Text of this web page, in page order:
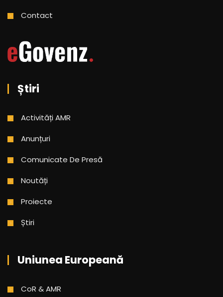
Contact
Știri
Activități AMR
Anunțuri
Comunicate De Presă
Noutăți
Proiecte
Știri
Uniunea Europeană
CoR & AMR